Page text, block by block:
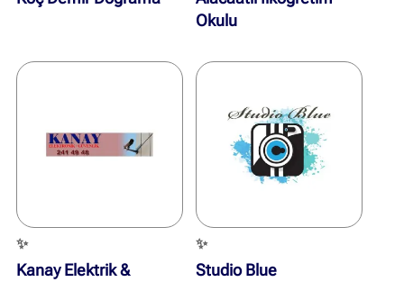
Okulu
✨
Kanay Elektrik &
✨
Studio Blue